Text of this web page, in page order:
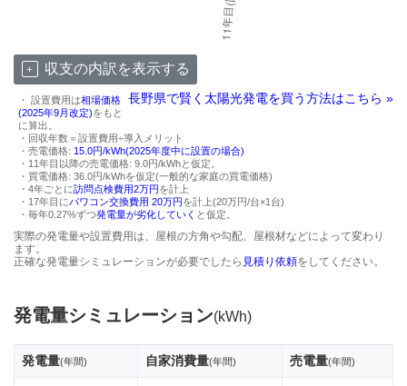
収支の内訳を表示する
長野県で賢く太陽光発電を買う方法はこちら »
・ 設置費用は相場価格
(2025年9月改定)をもと
に算出。
・回収年数＝設置費用÷導入メリット
・売電価格: 15.0円/kWh(2025年度中に設置の場合)
・11年目以降の売電価格: 9.0円/kWhと仮定。
・買電価格: 36.0円/kWhを仮定(一般的な家庭の買電価格)
・4年ごとに訪問点検費用2万円を計上
・17年目にパワコン交換費用 20万円を計上(20万円/台×1台)
・毎年0.27%ずつ発電量が劣化していく と仮定。
実際の発電量や設置費用は、屋根の方角や勾配、屋根材などによって変わり
ます。
正確な発電量シミュレーションが必要でしたら 見積り依頼をしてください。
発電量シミュレーション(kWh)
発電量(年間) 自家消費量(年間) 売電量(年間)